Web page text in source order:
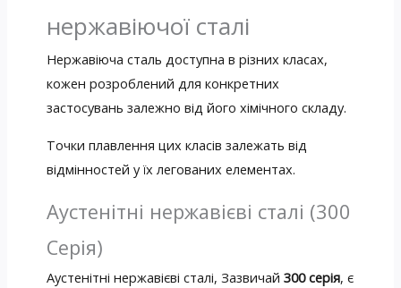
нержавіючої сталі
Нержавіюча сталь доступна в різних класах,
кожен розроблений для конкретних
застосувань залежно від його хімічного складу.
Точки плавлення цих класів залежать від
відмінностей у їх легованих елементах.
Аустенітні нержавієві сталі (300
Серія)
Аустенітні нержавієві сталі, Зазвичай 300 серія, є